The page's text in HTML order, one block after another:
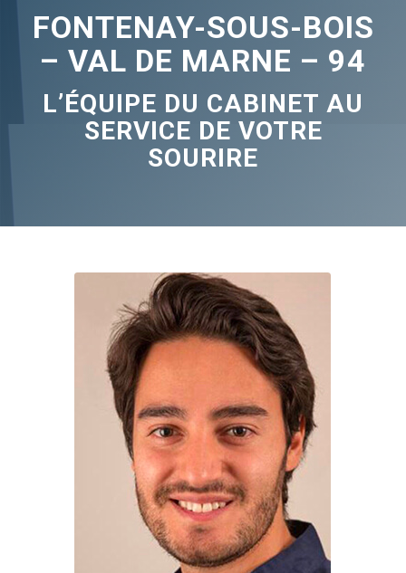
FONTENAY-SOUS-BOIS
– VAL DE MARNE – 94
L’ÉQUIPE DU CABINET AU
SERVICE DE VOTRE
SOURIRE